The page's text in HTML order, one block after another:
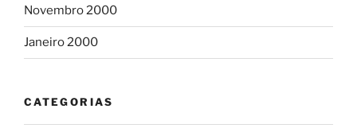
Novembro 2000
Janeiro 2000
CATEGORIAS